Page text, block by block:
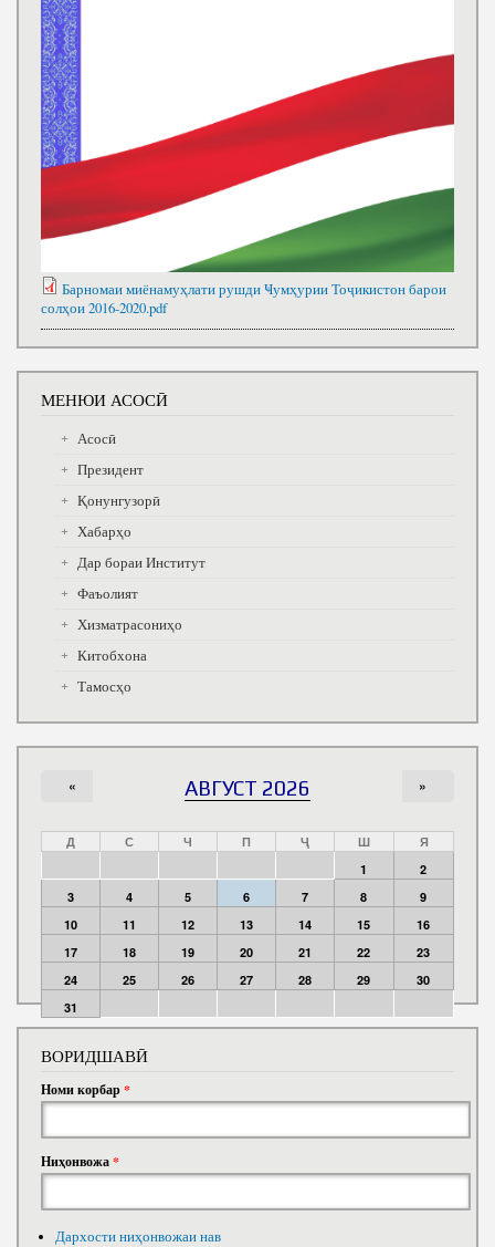
Барномаи миёнамуҳлати рушди Ҹумҳурии Тоҷикистон барои
солҳои 2016-2020.pdf
МЕНЮИ АСОСӢ
Асосӣ
Президент
Қонунгузорӣ
Хабарҳо
Дар бораи Институт
Фаъолият
Хизматрасониҳо
Китобхона
Тамосҳо
АВГУСТ 2026
« »
Д С Ч П Ҷ Ш
Я
1
2
3
4 5 6 7 8
9
10
11 12 13 14 15
16
17
18 19 20 21 22
23
24
25 26 27 28 29
30
31
ВОРИДШАВӢ
Номи корбар*
Ниҳонвожа*
Дархости ниҳонвожаи нав